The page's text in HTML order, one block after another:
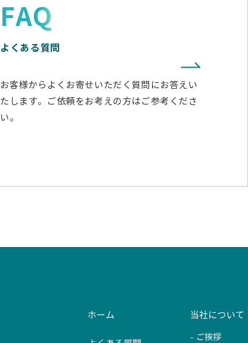
FAQ
よくある質問
お客様からよくお寄せいただく質問にお答えい
たします。ご依頼をお考えの方はご参考くださ
い。
ホーム 当社について
ご挨拶